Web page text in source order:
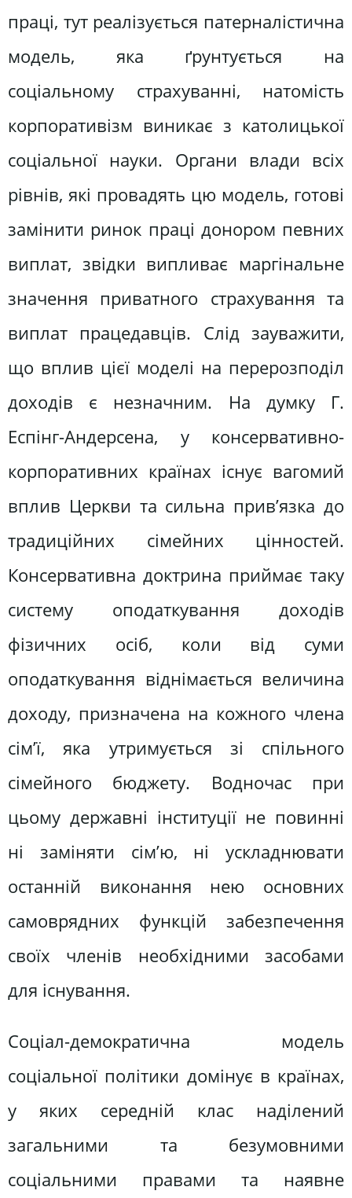
праці, тут реалізується патерналістична
модель, яка ґрунтується на
соціальному страхуванні, натомість
корпоративізм виникає з католицької
соціальної науки. Органи влади всіх
рівнів, які провадять цю модель, готові
замінити ринок праці донором певних
виплат, звідки випливає маргінальне
значення приватного страхування та
виплат працедавців. Слід зауважити,
що вплив цієї моделі на перерозподіл
доходів є незначним. На думку Г.
Еспінг-Андерсена, у консервативно-
корпоративних країнах існує вагомий
вплив Церкви та сильна прив’язка до
традиційних сімейних цінностей.
Консервативна доктрина приймає таку
систему оподаткування доходів
фізичних осіб, коли від суми
оподаткування віднімається величина
доходу, призначена на кожного члена
сім’ї, яка утримується зі спільного
сімейного бюджету. Водночас при
цьому державні інституції не повинні
ні заміняти сім’ю, ні ускладнювати
останній виконання нею основних
самоврядних функцій забезпечення
своїх членів необхідними засобами
для існування.
Соціал-демократична модель
соціальної політики домінує в країнах,
у яких середній клас наділений
загальними та безумовними
соціальними правами та наявне